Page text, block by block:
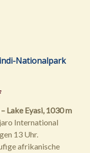
Nationalpark
Lake Eyasi, 1030 m
International
13 Uhr.
afrikanische